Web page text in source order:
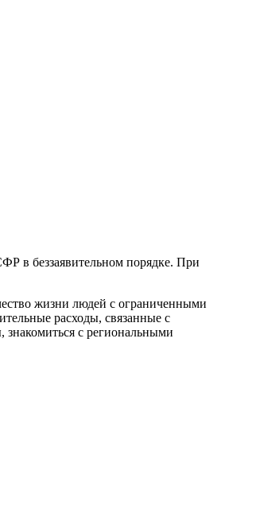
в беззаявительном порядке. При
жизни людей с ограниченными
расходы, связанные с
с региональными